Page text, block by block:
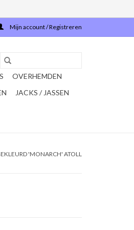
Mijn account / Registreren
OVERHEMDEN
JACKS / JASSEN
'MONARCH' ATOLL